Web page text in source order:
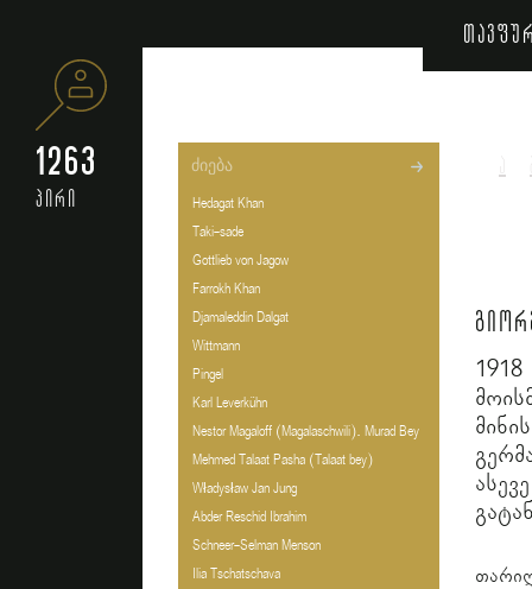
1263
პირი
Hedagat Khan
Taki-sade
Gottlieb von Jagow
Farrokh Khan
Djamaleddin Dalgat
Wittmann
Pingel
Karl Leverkühn
Nestor Magaloff (Magalaschwili). Murad Bey
Mehmed Talaat Pasha (Talaat bey)
Władysław Jan Jung
Abder Reschid Ibrahim
Schneer-Selman Menson
Ilia Tschatschava